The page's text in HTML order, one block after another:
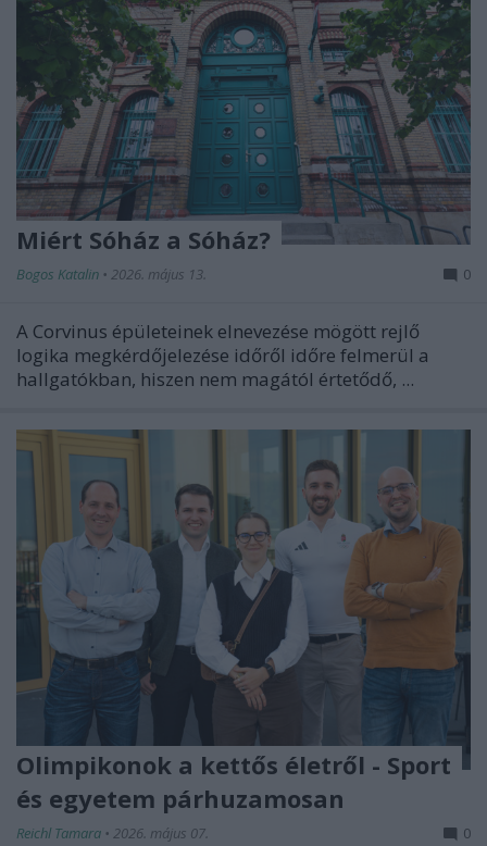
Miért Sóház a Sóház?
Bogos Katalin • 2026. május 13. 0
A Corvinus épületeinek elnevezése mögött rejlő
logika megkérdőjelezése időről időre felmerül a
hallgatókban, hiszen nem magától értetődő, ...
Olimpikonok a kettős életről - Sport
és egyetem párhuzamosan
Reichl Tamara • 2026. május 07. 0